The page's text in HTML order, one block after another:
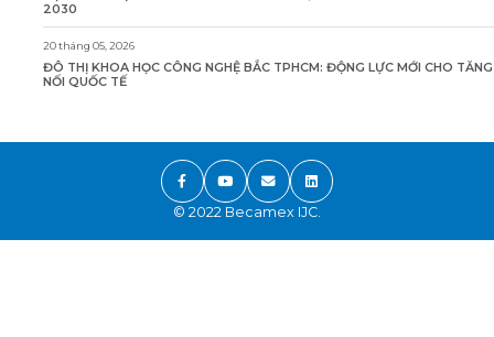
2030
20 tháng 05, 2026
ĐÔ THỊ KHOA HỌC CÔNG NGHỆ BẮC TPHCM: ĐỘNG LỰC MỚI CHO
NỐI QUỐC TẾ
© 2022 Becamex IJC.